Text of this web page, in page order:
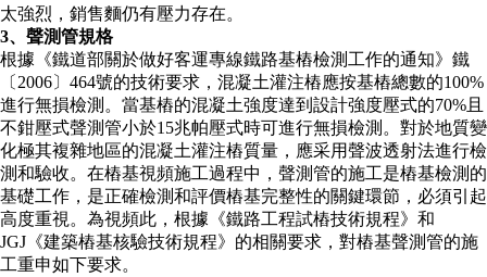
太強烈，銷售麵仍有壓力存在。
3、聲測管規格
根據《鐵道部關於做好客運專線鐵路基樁檢測工作的通知》鐵
〔2006〕464號的技術要求，混凝土灌注樁應按基樁總數的100%
進行無損檢測。當基樁的混凝土強度達到設計強度壓式的70%且
不鉗壓式聲測管小於15兆帕壓式時可進行無損檢測。對於地質變
化極其複雜地區的混凝土灌注樁質量，應采用聲波透射法進行檢
測和驗收。在樁基視頻施工過程中，聲測管的施工是樁基檢測的
基礎工作，是正確檢測和評價樁基完整性的關鍵環節，必須引起
高度重視。為視頻此，根據《鐵路工程試樁技術規程》和
JGJ《建築樁基核驗技術規程》的相關要求，對樁基聲測管的施
工重申如下要求。